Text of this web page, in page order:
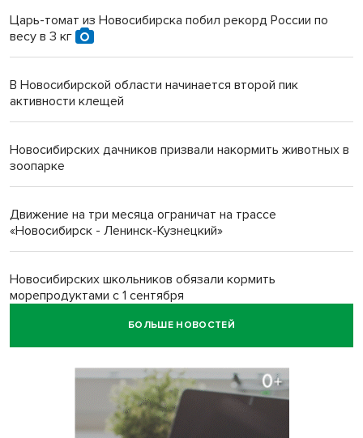
Царь-томат из Новосибирска побил рекорд России по
весу в 3 кг
В Новосибирской области начинается второй пик
активности клещей
Новосибирских дачников призвали накормить животных в
зоопарке
Движение на три месяца ограничат на трассе
«Новосибирск - Ленинск-Кузнецкий»
Новосибирских школьников обязали кормить
морепродуктами с 1 сентября
Июль-2026 вошел в топ-6 самых жарких за все время
Секрет при выборе макарон раскрыла новосибирцам
эксперт Ольга Широкова
БОЛЬШЕ НОВОСТЕЙ